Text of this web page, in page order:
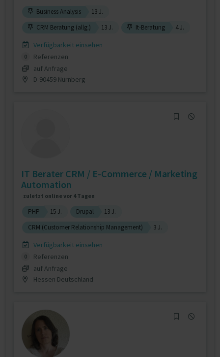
Business Analysis
13 J.
CRM Beratung (allg.)
13 J. It-Beratung 4 J.
Verfügbarkeit einsehen
0
Referenzen
auf Anfrage
D-90459 Nürnberg
IT Berater CRM / E-Commerce / Marketing
Automation
zuletzt online vor 4 Tagen
PHP 15 J. Drupal
13 J.
CRM (Customer Relationship Management)
3 J.
Verfügbarkeit einsehen
0
Referenzen
auf Anfrage
Hessen Deutschland